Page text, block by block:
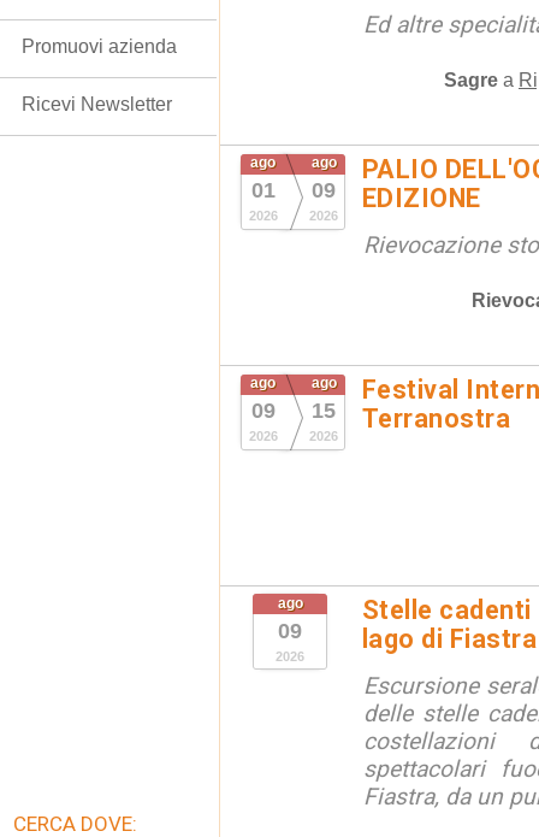
Ed altre
Sagre a
ago
01
2026
ago
09
2026
PALIO
EDIZIONE
Rievocazione
ago
09
2026
ago
15
2026
Festival
Terranostra
ago
09
2026
Stelle
lago di Fiastra
Escursione
delle stelle
spettacolari
Fiastra, da un
Promuovi azienda
Ricevi Newsletter
CERCA DOVE: